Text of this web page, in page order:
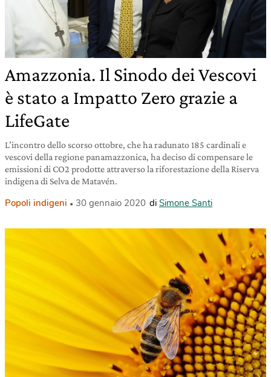
Amazzonia. Il Sinodo dei Vescovi
è stato a Impatto Zero grazie a
LifeGate
L’incontro dello scorso ottobre, che ha radunato 185 cardinali e
vescovi della regione panamazzonica, ha deciso di compensare le
emissioni di CO2 prodotte attraverso la riforestazione della Riserva
indigena di Selva de Matavén.
Popoli indigeni 30 gennaio 2020 di Simone Santi